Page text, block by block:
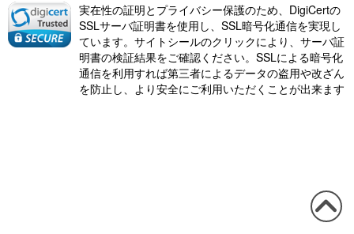
実在性の証明とプライバシー保護のため、DigiCertの
SSLサーバ証明書を使用し、SSL暗号化通信を実現し
ています。サイトシールのクリックにより、サーバ証
明書の検証結果をご確認ください。SSLによる暗号化
通信を利用すれば第三者によるデータの盗用や改ざん
を防止し、より安全にご利用いただくことが出来ます